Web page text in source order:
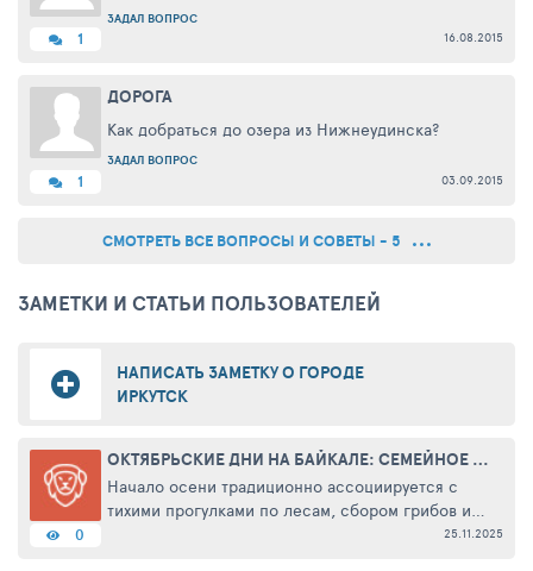
16.08.2015
ЗАДАЛ ВОПРОС
1
03.09.2015
ДОРОГА
Как добраться до озера из Нижнеудинска?
ЗАДАЛ ВОПРОС
1
СМОТРЕТЬ ВСЕ ВОПРОСЫ И СОВЕТЫ - 5
ЗАМЕТКИ И СТАТЬИ ПОЛЬЗОВАТЕЛЕЙ
НАПИСАТЬ ЗАМЕТКУ О ГОРОДЕ
ИРКУТСК
25.11.2025
ОКТЯБРЬСКИЕ ДНИ НА БАЙКАЛЕ: СЕМЕЙНОЕ ПУТЕШЕСТВИЕ В МИР ГАРМОНИИ И КРАСОТЫ
Начало осени традиционно ассоциируется с
тихими прогулками по лесам, сбором грибов и
осенним шармом русской природы. Но однажды
0